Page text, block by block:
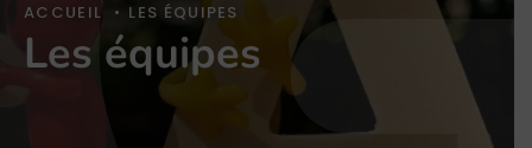
ACCUEIL • LES ÉQUIPES
Les équipes